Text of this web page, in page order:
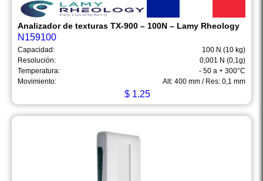
Analizador de texturas TX-900 – 100N – Lamy Rheology
N159100
Capacidad:
100 N (10 kg)
Resolución:
0,001 N (0,1g)
Temperatura:
- 50 a + 300°C
Movimiento:
Alt: 400 mm / Res: 0,1 mm
$ 1.25